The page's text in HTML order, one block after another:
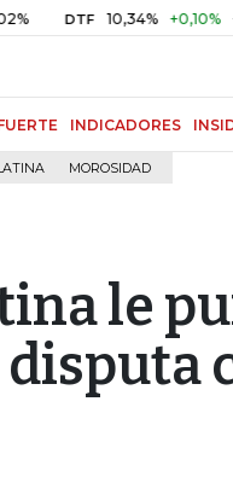
DTF 10,34% +0,10% +0,98%
INDICADORES
MOROSIDAD
le
disputa